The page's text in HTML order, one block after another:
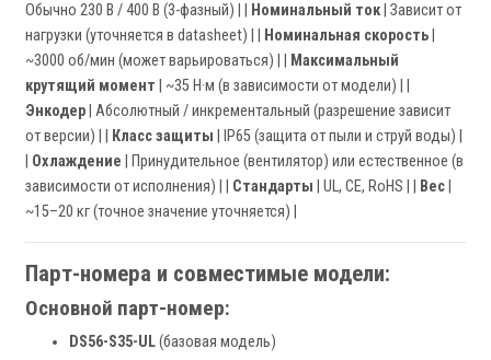
Обычно 230 В / 400 В (3-фазный) | |
Номинальный ток | Зависит от
нагрузки (уточняется в datasheet) | |
Номинальная скорость
~3000 об/мин (может варьироваться) | |
Максимальный
крутящий момент | ~35 Н·м (в зависимости от модели) | |
Энкодер | Абсолютный / инкрементальный (разрешение зависит
от версии) | |
Класс защиты | IP65 (защита от пыли и струй воды) |
Охлаждение | Принудительное (вентилятор) или естественное (в
зависимости от исполнения) | | Стандарты | UL, CE, RoHS | | Вес
~15–20 кг (точное значение уточняется) |
Парт-номера и совместимые модели:
Основной парт-номер:
DS56-S35-UL(базовая модель)